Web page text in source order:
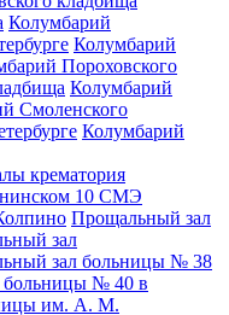
Колумбарий
Колумбарий
Пороховского
Колумбарий
Смоленского
Колумбарий
крематория
10 СМЭ
Прощальный зал
зал
зал больницы № 38
№ 40 в
им. А. М.